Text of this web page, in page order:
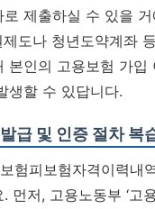
제출하실 수 있을
도나 청년도약계좌
본인의 고용보험 가입
생할 수 있답니다.
급 및 인증 절차 복
험피보험자격이력내
먼저, 고용노동부 ‘고